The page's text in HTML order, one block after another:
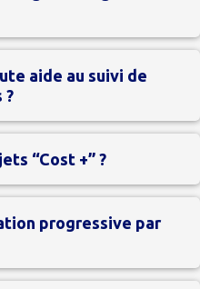
aide au suivi de
?
“Cost +” ?
progressive par